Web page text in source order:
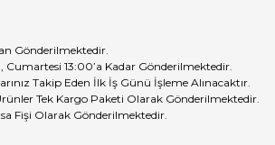
Gönderilmektedir.
13:00’a Kadar Gönderilmektedir.
Takip Eden İlk İş Günü İşleme Alınacaktır.
Tek Kargo Paketi Olarak Gönderilmektedir.
Fişi Olarak Gönderilmektedir.